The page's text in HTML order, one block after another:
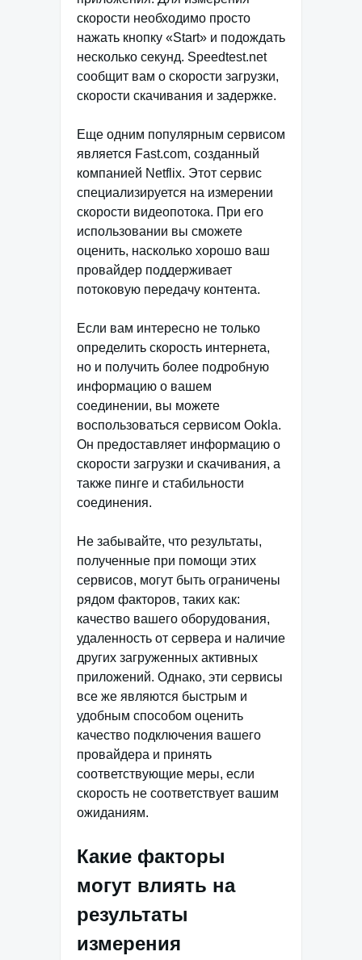
скорости необходимо просто
нажать кнопку «Start» и подождать
несколько секунд. Speedtest.net
сообщит вам о скорости загрузки,
скорости скачивания и задержке.
Еще одним популярным сервисом
является Fast.com, созданный
компанией Netflix. Этот сервис
специализируется на измерении
скорости видеопотока. При его
использовании вы сможете
оценить, насколько хорошо ваш
провайдер поддерживает
потоковую передачу контента.
Если вам интересно не только
определить скорость интернета,
но и получить более подробную
информацию о вашем
соединении, вы можете
воспользоваться сервисом Ookla.
Он предоставляет информацию о
скорости загрузки и скачивания, а
также пинге и стабильности
соединения.
Не забывайте, что результаты,
полученные при помощи этих
сервисов, могут быть ограничены
рядом факторов, таких как:
качество вашего оборудования,
удаленность от сервера и наличие
других загруженных активных
приложений. Однако, эти сервисы
все же являются быстрым и
удобным способом оценить
качество подключения вашего
провайдера и принять
соответствующие меры, если
скорость не соответствует вашим
ожиданиям.
Какие факторы
могут влиять на
результаты
измерения